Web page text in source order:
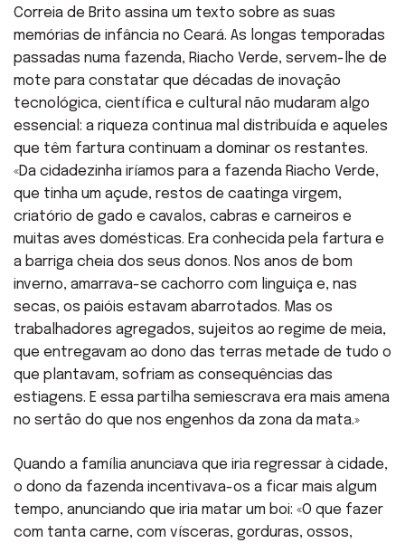
Correia de Brito assina um texto sobre as suas
memórias de infância no Ceará. As longas temporadas
passadas numa fazenda, Riacho Verde, servem-lhe de
mote para constatar que décadas de inovação
tecnológica, científica e cultural não mudaram algo
essencial: a riqueza continua mal distribuída e aqueles
que têm fartura continuam a dominar os restantes.
«Da cidadezinha iríamos para a fazenda Riacho Verde,
que tinha um açude, restos de caatinga virgem,
criatório de gado e cavalos, cabras e carneiros e
muitas aves domésticas. Era conhecida pela fartura e
a barriga cheia dos seus donos. Nos anos de bom
inverno, amarrava-se cachorro com linguiça e, nas
secas, os paióis estavam abarrotados. Mas os
trabalhadores agregados, sujeitos ao regime de meia,
que entregavam ao dono das terras metade de tudo o
que plantavam, sofriam as consequências das
estiagens. E essa partilha semiescrava era mais amena
no sertão do que nos engenhos da zona da mata.»
Quando a família anunciava que iria regressar à cidade,
o dono da fazenda incentivava-os a ficar mais algum
tempo, anunciando que iria matar um boi: «O que fazer
com tanta carne, com vísceras, gorduras, ossos,